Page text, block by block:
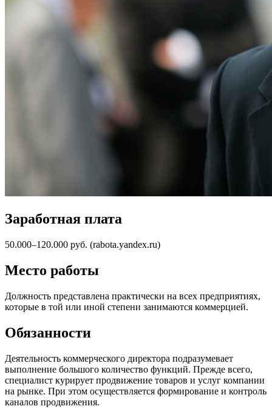
Заработная плата
50.000–120.000 руб. (rabota.yandex.ru)
Место работы
Должность представлена практически на всех предприятиях,
которые в той или иной степени занимаются коммерцией.
Обязанности
Деятельность коммерческого директора подразумевает
выполнение большого количество функций. Прежде всего,
специалист курирует продвижение товаров и услуг компании
на рынке. При этом осуществляется формирование и контроль
каналов продвижения.